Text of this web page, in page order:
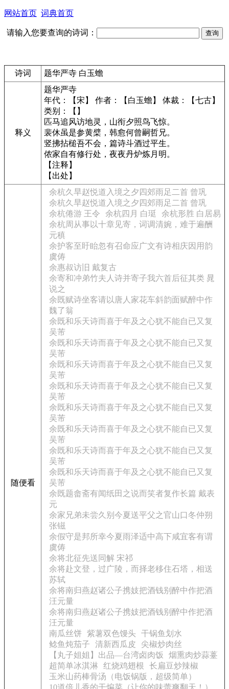
网站首页 词典首页
请输入您要查询的诗词：
诗词 题华严寺 白玉蟾
释义
题华严寺
年代：【宋】 作者：【白玉蟾】 体裁：【七古】
类别：【】
匹马追风访地灵，山衔夕照鸟飞惊。
裴休虽是参黄檗，韩愈何曾嗣哲兄。
竖拂拈槌吾不会，篇诗斗酒过平生。
侬家自有修行处，夜夜丹炉炼月明。
【注释】
【出处】
随便看
余杭久旱赵悦道入境之夕四郊雨足二首 曾巩
余杭久旱赵悦道入境之夕四郊雨足二首 曾巩
余杭倦游 王令
余杭四月 白珽
余杭形胜 白居易
余杭周从事以十章见寄，词调清婉，难于遍酬
元稹
余护客至盱眙忽有召命应广文有诗相庆因用韵
虞俦
余惠叔访旧 戴复古
余寄和冲弟竹夫人诗并寄子我六首后征其类 晁
说之
余既赋诗坐客请以唐人家花车斜韵面赋醉中作
魏了翁
余既和乐天诗而喜于年及之心犹不能自已又复
吴芾
余既和乐天诗而喜于年及之心犹不能自已又复
吴芾
余既和乐天诗而喜于年及之心犹不能自已又复
吴芾
余既和乐天诗而喜于年及之心犹不能自已又复
吴芾
余既和乐天诗而喜于年及之心犹不能自已又复
吴芾
余既和乐天诗而喜于年及之心犹不能自已又复
吴芾
余既和乐天诗而喜于年及之心犹不能自已又复
吴芾
余既和乐天诗而喜于年及之心犹不能自已又复
吴芾
余既题畲斋有闻纸田之说而笑者复作长篇 戴表
元
余家兄弟未尝久别今夏送平父之官山口冬仲朔
张镃
余假守是邦所幸今夏雨泽适中高下咸宜客有谓
虞俦
余将北征先送同解 宋祁
余将赴文登，过广陵，而择老移住石塔，相送
苏轼
余将南归燕赵诸公子携妓把酒钱别醉中作把酒
汪元量
余将南归燕赵诸公子携妓把酒钱别醉中作把酒
汪元量
南瓜丝饼
紫薯双色馒头
干锅鱼划水
鲶鱼炖茄子
清新西瓜皮
尖椒炒肉丝
【丸子姐姐】出品—台湾卤肉饭
烟熏肉炒蒜薹
超简单冰淇淋
红烧鸡翅根
长扁豆炒辣椒
玉米山药棒骨汤（电饭锅版，超级简单）
10道倍儿香的干煸菜（让你的味蕾爽翻天！）